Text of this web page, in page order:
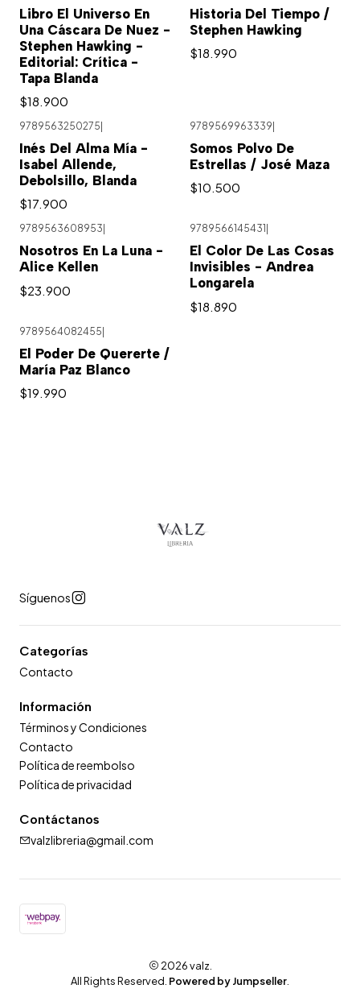
Libro El Universo En
Una Cáscara De Nuez -
Stephen Hawking -
Editorial: Crítica -
Tapa Blanda
$18.900
Historia Del Tiempo /
Stephen Hawking
$18.990
9789563250275
Inés Del Alma Mía -
Isabel Allende,
Debolsillo, Blanda
$17.900
9789569963339
Somos Polvo De
Estrellas / José Maza
$10.500
9789563608953
Nosotros En La Luna -
Alice Kellen
$23.900
9789566145431
El Color De Las Cosas
Invisibles - Andrea
Longarela
$18.890
9789564082455|
El Poder De Quererte /
María Paz Blanco
$19.990
Síguenos
Categorías
Contacto
Información
Términos y Condiciones
Contacto
Política de reembolso
Política de privacidad
Contáctanos
valzlibreria@gmail.com
2026 valz.
All Rights Reserved. Powered by Jumpseller